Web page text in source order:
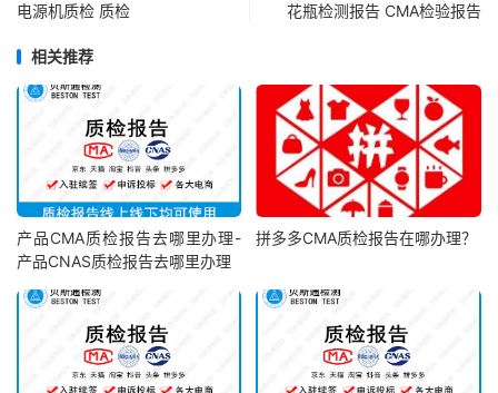
电源机质检 质检 花瓶检测报告 CMA检验报告
相关推荐
产品CMA质检报告去哪里办理-
产品CNAS质检报告去哪里办理
拼多多CMA质检报告在哪办理？